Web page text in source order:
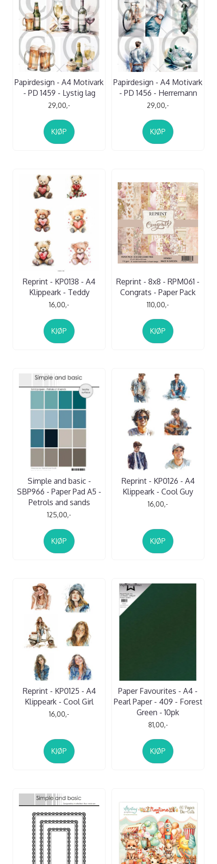
Papirdesign - A4 Motivark
- PD 1459 - Lystig lag
29,00,-
KJØP
Papirdesign - A4 Motivark
- PD 1456 - Herremann
29,00,-
KJØP
Reprint - KP0138 - A4
Klippeark - Teddy
16,00,-
KJØP
Reprint - 8x8 - RPM061 -
Congrats - Paper Pack
110,00,-
KJØP
Simple and basic -
SBP966 - Paper Pad A5 -
Petrols and sands
125,00,-
KJØP
Reprint - KP0126 - A4
Klippeark - Cool Guy
16,00,-
KJØP
Reprint - KP0125 - A4
Klippeark - Cool Girl
16,00,-
KJØP
Paper Favourites - A4 -
Pearl Paper - 409 - Forest
Green - 10pk
81,00,-
KJØP